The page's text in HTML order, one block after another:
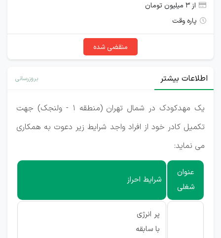
از ۳ میلیون تومان
پاره وقت
منقضی شده
اطلاعات بیشتر بروزرسانی
یک مهدکودک در شمال تهران (منطقه 1 - ولنجک) جهت
تکمیل کادر خود از افراد واجد شرایط زیر دعوت به همکاری
می نماید:
عنوان
شغلی
شرایط احراز
پر انرژی
با سابقه